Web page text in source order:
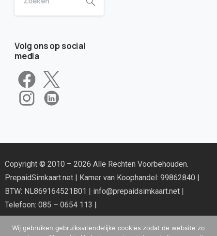
Volg ons op social
media
Copyright © 2010 – 2026 Alle Rechten Voorbehouden.
PrepaidSimkaart.net | Kamer van Koophandel: 99862840 |
BTW: NL869164521B01 | info@prepaidsimkaart.net |
Telefoon: 085 – 0654 113 |
Wij gebruiken gebruiksvriendelijke cookies zodat de website zo